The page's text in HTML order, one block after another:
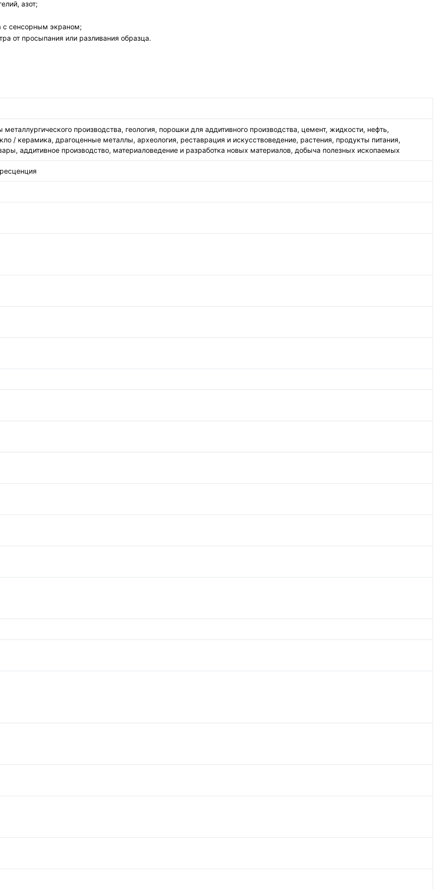
азот;
с сенсорным экраном;
от просыпания или разливания образца.
производства, геология, порошки для аддитивного производства, цемент, жидкости, нефть,
/ керамика, драгоценные металлы, археология, реставрация и искусствоведение, растения, продукты питания,
аддитивное производство, материаловедение и разработка новых материалов, добыча полезных ископаемых